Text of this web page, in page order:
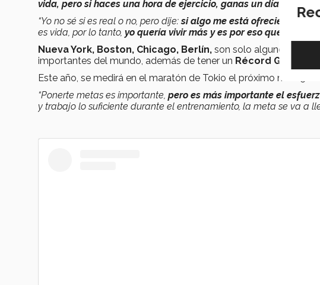
vida, pero si haces una hora de ejercicio, ganas un día de vida,
“Yo no sé si es real o no, pero dije: si algo me está ofreciendo
es vida, por lo tanto, yo quería vivir más y es por eso que
Nueva York, Boston, Chicago, Berlín, son solo algunos de
importantes del mundo, además de tener un Récord Guinness
Este año, se medirá en el maratón de Tokio el próximo mes. 52
“Ponerte metas es importante, pero es más importante el
y trabajo lo suficiente durante el entrenamiento, la meta se va a